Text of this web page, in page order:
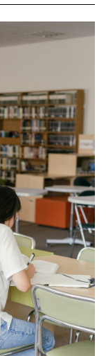
à mal la
d’un système
voire à…